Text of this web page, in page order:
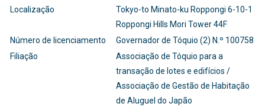
Localização
Tokyo-to Minato-ku Roppongi 6-10-1
Roppongi Hills Mori Tower 44F
Número de licenciamento
Governador de Tóquio (2) N.º 100758
Filiação
Associação de Tóquio para a
transação de lotes e edifícios /
Associação de Gestão de Habitação
de Aluguel do Japão